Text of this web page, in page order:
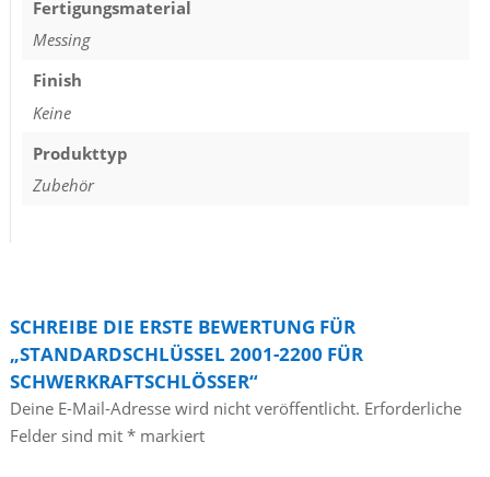
Fertigungsmaterial
Messing
Finish
Keine
Produkttyp
Zubehör
SCHREIBE DIE ERSTE BEWERTUNG FÜR
„STANDARDSCHLÜSSEL 2001-2200 FÜR
SCHWERKRAFTSCHLÖSSER“
Deine E-Mail-Adresse wird nicht veröffentlicht. Erforderliche
Felder sind mit *markiert